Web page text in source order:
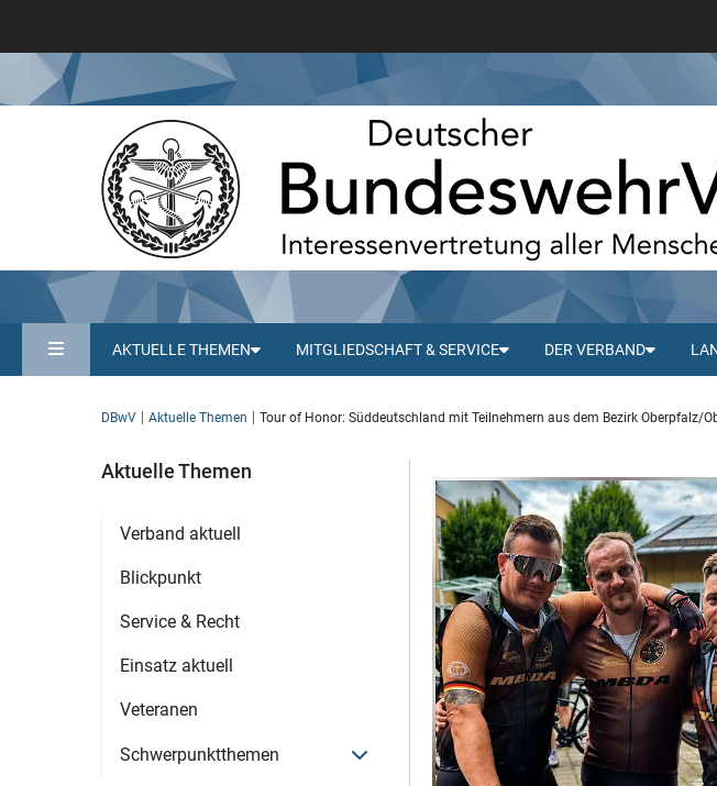
AKTUELLE THEMEN MITGLIEDSCHAFT & SERVICE DER VERBAND
DBwV Aktuelle Themen Tour of Honor: Süddeutschland mit Teilnehmern aus dem Bezirk Oberpfalz/
Aktuelle Themen
Verband aktuell
Blickpunkt
Service & Recht
Einsatz aktuell
Veteranen
Schwerpunktthemen Menü öffnen